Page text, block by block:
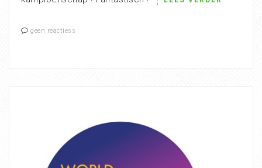
geen reactiess